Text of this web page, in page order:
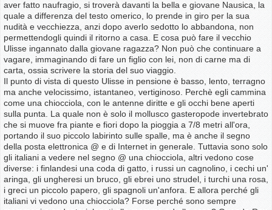
aver fatto naufragio, si troverà davanti la bella e giovane Nausica, la
quale a differenza del testo omerico, lo prende in giro per la sua
nudità e vecchiezza, anzi dopo averlo sedotto lo abbandona, non
permettendogli quindi il ritorno a casa. E cosa può fare il vecchio
Ulisse ingannato dalla giovane ragazza? Non può che continuare a
vagare, immaginando di fare un figlio con lei, non di carne ma di
carta, ossia scrivere la storia del suo viaggio.
Il punto di vista di questo Ulisse in pensione è basso, lento, terragno
ma anche velocissimo, istantaneo, vertiginoso. Perchè egli cammina
come una chiocciola, con le antenne diritte e gli occhi bene aperti
sulla punta. La quale non è solo il mollusco gasteropode invertebrato
che si muove fra piante e fiori dopo la pioggia a 7/8 metri all'ora,
portando il suo piccolo labirinto sulle spalle, ma è anche il segno
della posta elettronica @ e di Internet in generale. Tuttavia sono solo
gli italiani a vedere nel segno @ una chiocciola, altri vedono cose
diverse: i finlandesi una coda di gatto, i russi un cagnolino, i cechi un'
aringa, gli ungheresi un bruco, gli ebrei uno strudel, i turchi una rosa,
i greci un piccolo papero, gli spagnoli un'anfora. E allora perché gli
italiani vi vedono una chiocciola? Forse perché sono sempre